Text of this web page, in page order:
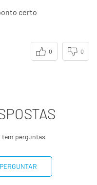
certo
0 0
perguntas